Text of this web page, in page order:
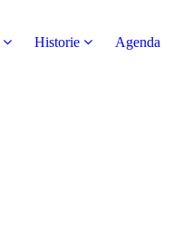
Historie Agenda